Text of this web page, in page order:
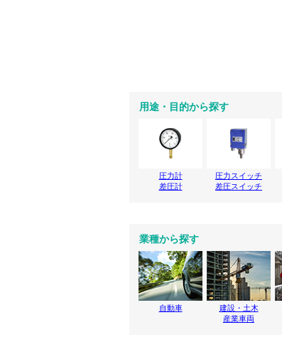
用途・目的から探す
圧力計
差圧計
圧力スイッチ
差圧スイッチ
業種から探す
自動車
建設・土木
産業車両